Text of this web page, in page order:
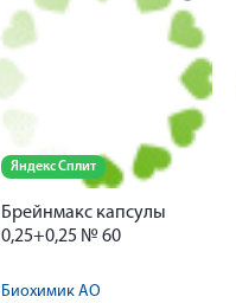
Яндекс Сплит
Брейнмакс капсулы
0,25+0,25 № 60
Биохимик АО